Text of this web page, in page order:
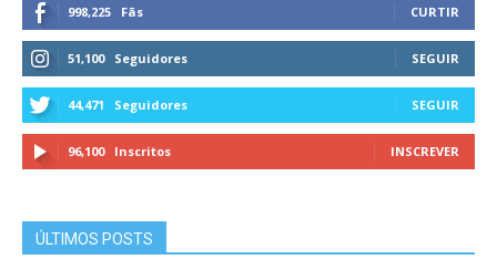
998,225 Fãs CURTIR
51,100 Seguidores SEGUIR
44,471 Seguidores SEGUIR
96,100 Inscritos INSCREVER
ÚLTIMOS POSTS